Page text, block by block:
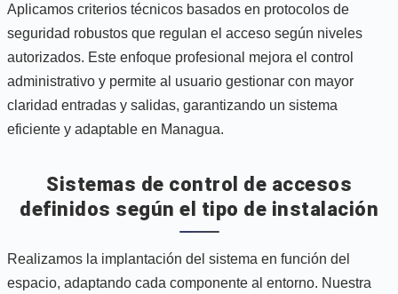
Aplicamos criterios técnicos basados en protocolos de
seguridad robustos que regulan el acceso según niveles
autorizados. Este enfoque profesional mejora el control
administrativo y permite al usuario gestionar con mayor
claridad entradas y salidas, garantizando un sistema
eficiente y adaptable en Managua.
Sistemas de control de accesos
definidos según el tipo de instalación
Realizamos la implantación del sistema en función del
espacio, adaptando cada componente al entorno. Nuestra